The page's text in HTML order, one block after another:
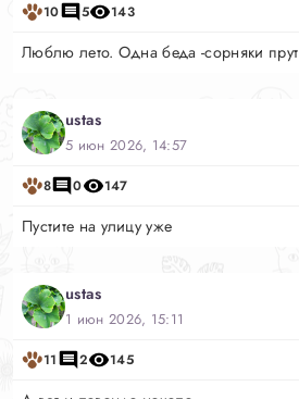
10 5 143
Люблю лето. Одна беда -сорняки прут
ustas
5 июн 2026, 14:57
8 0 147
Пустите на улицу уже
ustas
1 июн 2026, 15:11
11 2 145